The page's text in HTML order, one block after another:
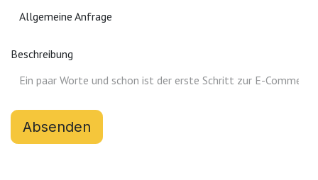
Allgemeine Anfrage
Beschreibung
Absenden